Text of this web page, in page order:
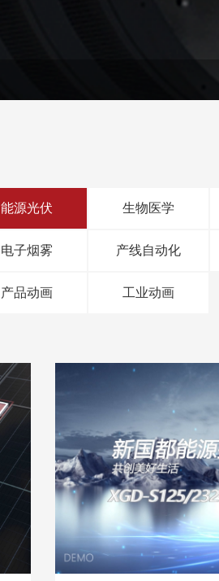
能源光伏 生物医学
电子烟雾 产线自动化
产品动画 工业动画